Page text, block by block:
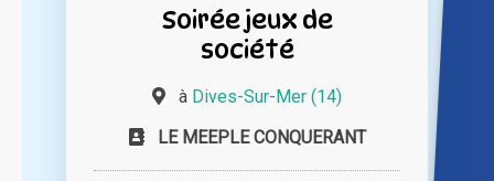
Soirée jeux de
société
à Dives-Sur-Mer (14)
LE MEEPLE CONQUERANT